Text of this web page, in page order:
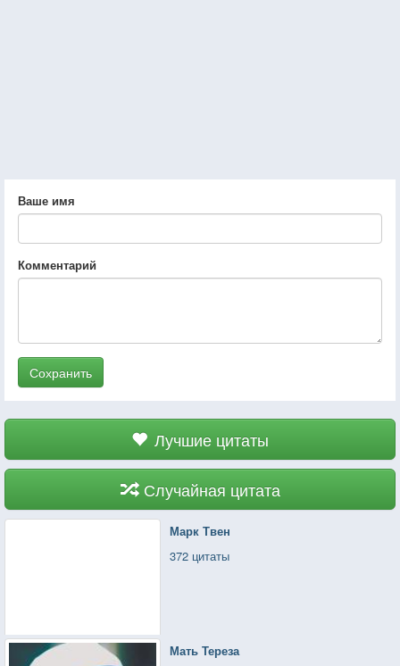
Ваше имя
Комментарий
Сохранить
Лучшие цитаты
Случайная цитата
Марк Твен
372 цитаты
Мать Тереза